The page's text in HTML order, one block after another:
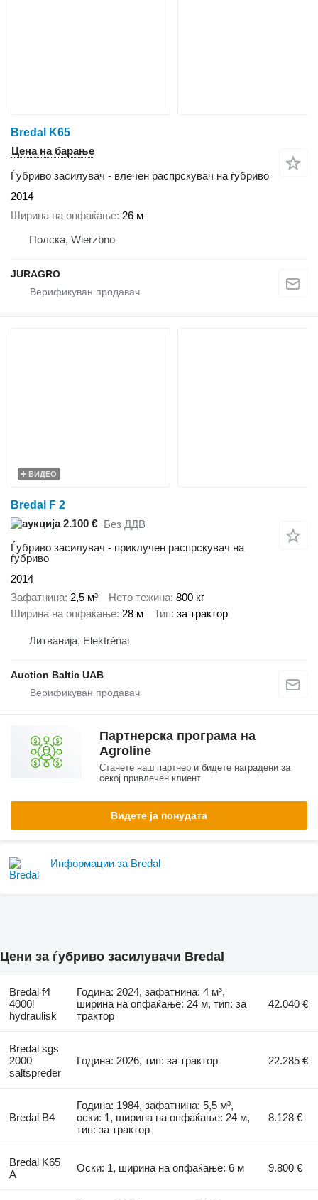
Bredal K65
Цена на барање
Ѓубриво засилувач - влечен распрскувач на ѓубриво
2014
Ширина на опфаќање 26 м
Полска, Wierzbno
JURAGRO
ВИДЕО
Bredal F 2
2.100 € Без ДДВ
Ѓубриво засилувач - приклучен распрскувач на
ѓубриво
2014
Зафатнина 2,5 м³ Нето тежина 800 кг
Ширина на опфаќање 28 м Тип за трактор
Литванија, Elektrėnai
Auction Baltic UAB
Партнерска програма на
Agroline
Станете наш партнер и бидете наградени за
секој привлечен клиент
Видете ја понудата
Информации за Bredal
Цени за ѓубриво засилувачи Bredal
Bredal f4
4000l
hydraulisk
Година: 2024, зафатнина: 4 м³,
ширина на опфаќање: 24 м, тип: за
трактор
42.040 €
Bredal sgs
2000
saltspreder
Година: 2026, тип: за трактор 22.285 €
Bredal B4
Година: 1984, зафатнина: 5,5 м³,
оски: 1, ширина на опфаќање: 24 м,
тип: за трактор
8.128 €
Bredal K65
A
Оски: 1, ширина на опфаќање: 6 м 9.800 €